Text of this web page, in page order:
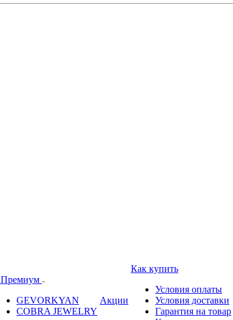
Премиум
GEVORKYAN
COBRA JEWELRY
Акции
Как купить
Условия оплаты
Условия доставки
Гарантия на товар